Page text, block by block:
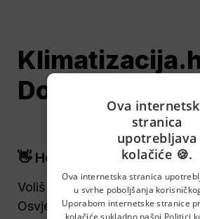
Dostavljač /
👋 Hej
Voliš voziti i raditi u skladištu?
Osvježi svoju karijeru kao
Ova
stranica
upotrebljava
kolačiće 🍪.
Ova internetska stranica
u svrhe poboljšanja
Uporabom internetske stranice
kolačiće sukladno našoj Politici